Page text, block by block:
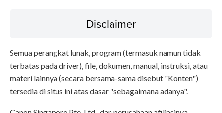
Disclaimer
Semua perangkat lunak, program (termasuk namun tidak
terbatas pada driver), file, dokumen, manual, instruksi, atau
materi lainnya (secara bersama-sama disebut "Konten")
tersedia di situs ini atas dasar "sebagaimana adanya".